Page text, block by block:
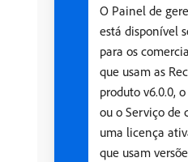
O Painel de
está disponível
para os
que usam as
produto v6.0.0,
ou o Serviço de
uma licença
que usam